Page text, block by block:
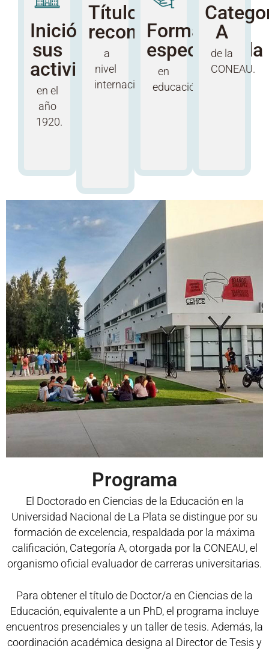
Inició
sus
actividades
en el
año
1920.
Título
reconocible
a
nivel
internacional.
Formación
especializada
en
educación.
A
de la
CONEAU.
Programa
El Doctorado en Ciencias de la Educación en la
Universidad Nacional de La Plata se distingue por su
formación de excelencia, respaldada por la máxima
calificación, Categoría A, otorgada por la CONEAU, el
organismo oficial evaluador de carreras universitarias.
Para obtener el título de Doctor/a en Ciencias de la
Educación, equivalente a un PhD, el programa incluye
encuentros presenciales y un taller de tesis. Además, la
coordinación académica designa al Director de Tesis y